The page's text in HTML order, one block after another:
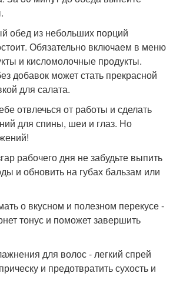
обед из небольших порций
Обязательно включаем в меню
и кисломолочные продукты.
добавок может стать прекрасной
для салата.
отвлечься от работы и сделать
для спины, шеи и глаз. Но
рабочего дня не забудьте выпить
и обновить на губах бальзам или
о вкусном и полезном перекусе -
тонус и поможет завершить
для волос - легкий спрей
и предотвратить сухость и